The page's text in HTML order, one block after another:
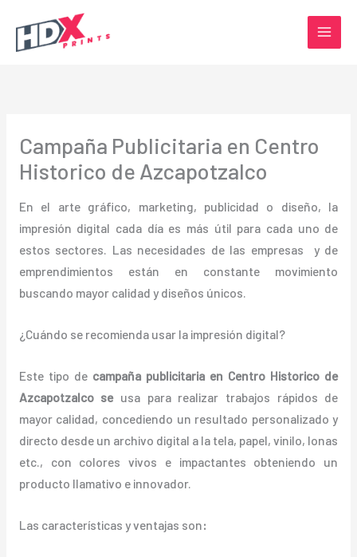
contenido
Campaña Publicitaria en Centro
Historico de Azcapotzalco
En el arte gráfico, marketing, publicidad o diseño, la
impresión digital cada día es más útil para cada uno de
estos sectores. Las necesidades de las empresas y de
emprendimientos están en constante movimiento
buscando mayor calidad y diseños únicos.
¿Cuándo se recomienda usar la impresión digital?
Este tipo de campaña publicitaria en Centro Historico de
Azcapotzalco seusa para realizar trabajos rápidos de
mayor calidad, concediendo un resultado personalizado y
directo desde un archivo digital a la tela, papel, vinilo, lonas
etc., con colores vivos e impactantes obteniendo un
producto llamativo e innovador.
Las características y ventajas son: